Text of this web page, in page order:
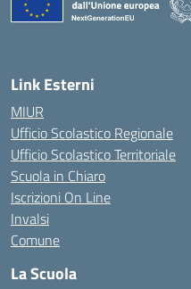
Link Esterni
MIUR
Ufficio Scolastico Regionale
Ufficio Scolastico Territoriale
Scuola in Chiaro
Iscrizioni On Line
Invalsi
Comune
La Scuola